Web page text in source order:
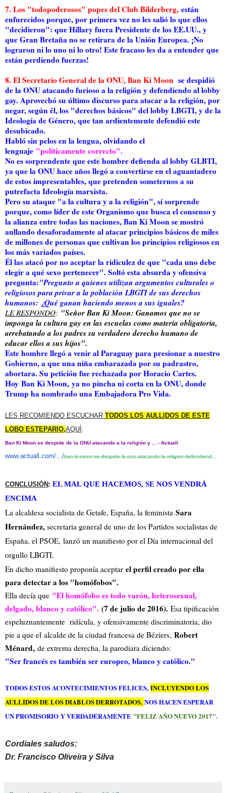
7. Los "todopoderosos" popes del Club Bilderberg, están
enfurecidos porque, por primera vez no les salió lo que ellos
"decidieron": que Hillary fuera Presidente de los EE.UU., y
que Gran Bretaña no se retirara de la Unión Europea. ¡No
lograron ni lo uno ni lo otro! Este fracaso les da a entender que
están perdiendo fuerzas!
8. El Secretario General de la ONU, Ban Ki Moon se despidió
de la ONU atacando furioso a la religión y defendiendo al lobby
gay. Aprovechó su último discurso para atacar a la religión, por
negar, según él, los "derechos básicos" del lobby LBGTI, y de la
Ideología de Género, que tan ardientemente defendió este
desubicado.
Habló sin pelos en la lengua, olvidando el
lenguaje "políticamente correcto".
No es sorprendente que este hombre defienda al lobby GLBTI,
ya que la ONU hace años llegó a convertirse en el aguantadero
de estos impresentables, que pretenden someternos a su
putrefacta Ideología marxista.
Pero su ataque "a la cultura y a la religión", sí sorprende
porque, como líder de este Organismo que busca el consenso y
la alianza entre todas las naciones, Ban Ki Moon se mostró
aullando desaforadamente al atacar principios básicos de miles
de millones de personas que cultivan los principios religiosos en
los más variados países.
Él las atacó por no aceptar la ridiculez de que "cada uno debe
elegir a qué sexo pertenecer". Soltó esta absurda y ofensiva
pregunta:"Pregunto a quienes utilizan argumentos culturales o
religiosos para privar a la población LBGTI de sus derechos
humanos: ¿Qué ganan haciendo menos a sus iguales?
LE RESPONDO: "Señor Ban Ki Moon: Ganamos que no se
imponga la cultura gay en las escuelas como materia obligatoria,
arrebatando a los padres su verdadero derecho humano de
educar ellos a sus hijos".
Este hombre llegó a venir al Paraguay para presionar a nuestro
Gobierno, a que una niña embarazada por su padrastro,
abortara. Su petición fue rechazada por Horacio Cartes.
Hoy Ban Ki Moon, ya no pincha ni corta en la ONU, donde
Trump ha nombrado una Embajadora Pro Vida.
LES RECOMIENDO ESCUCHAR TODOS LOS AULLIDOS DE ESTE
LOBO ESTEPARIO,AQUÍ :
Ban Ki Moon se despide de la ONU atacando a la religión y ... - Actuall
www.actuall.com/.../ban-ki-moon-se-despide-la-onu-atacando-la-religion-defendiend...
CONCLUSIÓN : EL MAL QUE HACEMOS, SE NOS VENDRÁ
ENCIMA
La alcaldesa socialista de Getafe, España, la feminista Sara
Hernández, secretaria general de uno de los Partidos socialistas de
España, el PSOE, lanzó un manifiesto por el Día internacional del
orgullo LBGTI.
En dicho manifiesto proponía aceptar el perfil creado por ella
para detectar a los "homófobos".
Ella decía que "El homófobo es todo varón, heterosexual,
delgado, blanco y católico". (7 de julio de 2016). Esa tipificación
espeluznantemente ridícula, y ofensivamente discriminatoria, dio
pie a que el alcalde de la ciudad francesa de Béziers, Robert
Ménard, de extrema derecha, la parodiara diciendo:
"Ser francés es también ser europeo, blanco y católico."
TODOS ESTOS ACONTECIMIENTOS FELICES, INCLUYENDO LOS
AULLIDOS DE LOS DIABLOS DERROTADOS, NOS HACEN ESPERAR
UN PROMISORIO Y VERDADERAMENTE "FELIZ AÑO NUEVO 2017".
Cordiales saludos:
Dr. Francisco Oliveira y Silva